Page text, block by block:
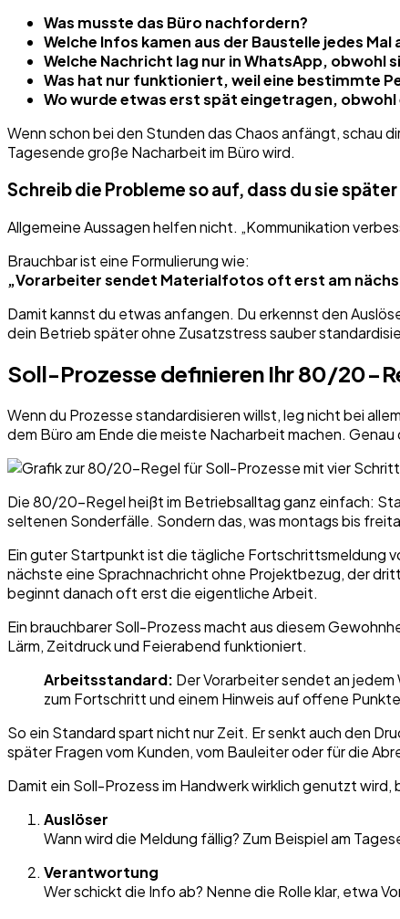
Was musste das Büro nachfordern?
Welche Infos kamen aus der Baustelle jedes Mal
Welche Nachricht lag nur in WhatsApp, obwohl
Was hat nur funktioniert, weil eine bestimmte
Wo wurde etwas erst spät eingetragen, obwohl
Wenn schon bei den Stunden das Chaos anfängt, schau
Tagesende große Nacharbeit im Büro wird.
Schreib die Probleme so auf, dass du sie
Allgemeine Aussagen helfen nicht. „Kommunikation
Brauchbar ist eine Formulierung wie:
„Vorarbeiter sendet Materialfotos oft erst am
Damit kannst du etwas anfangen. Du erkennst den
dein Betrieb später ohne Zusatzstress sauber
Soll-Prozesse definieren Ihr 80/20-
Wenn du Prozesse standardisieren willst, leg nicht bei
dem Büro am Ende die meiste Nacharbeit machen.
Die 80/20-Regel heißt im Betriebsalltag ganz einfach:
seltenen Sonderfälle. Sondern das, was montags bis
Ein guter Startpunkt ist die tägliche Fortschrittsmeldung
nächste eine Sprachnachricht ohne Projektbezug, der
beginnt danach oft erst die eigentliche Arbeit.
Ein brauchbarer Soll-Prozess macht aus diesem
Lärm, Zeitdruck und Feierabend funktioniert.
Arbeitsstandard: Der Vorarbeiter sendet an
zum Fortschritt und einem Hinweis auf offene
So ein Standard spart nicht nur Zeit. Er senkt auch den
später Fragen vom Kunden, vom Bauleiter oder für die
Damit ein Soll-Prozess im Handwerk wirklich genutzt wird,
Auslöser
Wann wird die Meldung fällig? Zum Beispiel am
Verantwortung
Wer schickt die Info ab? Nenne die Rolle klar, etwa